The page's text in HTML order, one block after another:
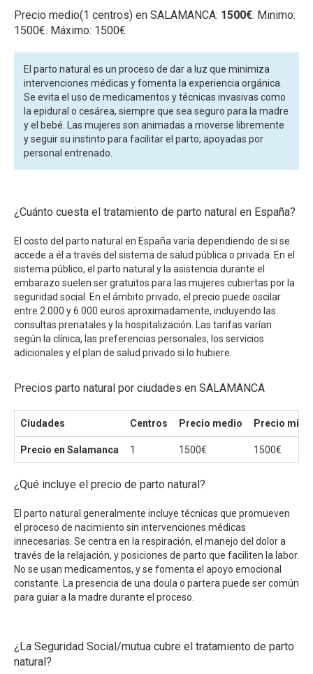
Precio medio(1 centros) en SALAMANCA: 1500€. Minimo:
1500€. Máximo: 1500€
El parto natural es un proceso de dar a luz que minimiza
intervenciones médicas y fomenta la experiencia orgánica.
Se evita el uso de medicamentos y técnicas invasivas como
la epidural o cesárea, siempre que sea seguro para la madre
y el bebé. Las mujeres son animadas a moverse libremente
y seguir su instinto para facilitar el parto, apoyadas por
personal entrenado.
¿Cuánto cuesta el tratamiento de parto natural en España?
El costo del parto natural en España varía dependiendo de si se
accede a él a través del sistema de salud pública o privada. En el
sistema público, el parto natural y la asistencia durante el
embarazo suelen ser gratuitos para las mujeres cubiertas por la
seguridad social. En el ámbito privado, el precio puede oscilar
entre 2.000 y 6.000 euros aproximadamente, incluyendo las
consultas prenatales y la hospitalización. Las tarifas varían
según la clínica, las preferencias personales, los servicios
adicionales y el plan de salud privado si lo hubiere.
Precios parto natural por ciudades en SALAMANCA
Ciudades Centros Precio medio Precio
Precio en Salamanca 1 1500€ 1500€
¿Qué incluye el precio de parto natural?
El parto natural generalmente incluye técnicas que promueven
el proceso de nacimiento sin intervenciones médicas
innecesarias. Se centra en la respiración, el manejo del dolor a
través de la relajación, y posiciones de parto que faciliten la labor.
No se usan medicamentos, y se fomenta el apoyo emocional
constante. La presencia de una doula o partera puede ser común
para guiar a la madre durante el proceso.
¿La Seguridad Social/mutua cubre el tratamiento de parto
natural?